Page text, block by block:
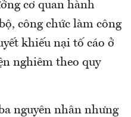
cơ quan hành
công chức làm công
khiếu nại tố cáo ở
nghiêm theo quy
nguyên nhân nhưng